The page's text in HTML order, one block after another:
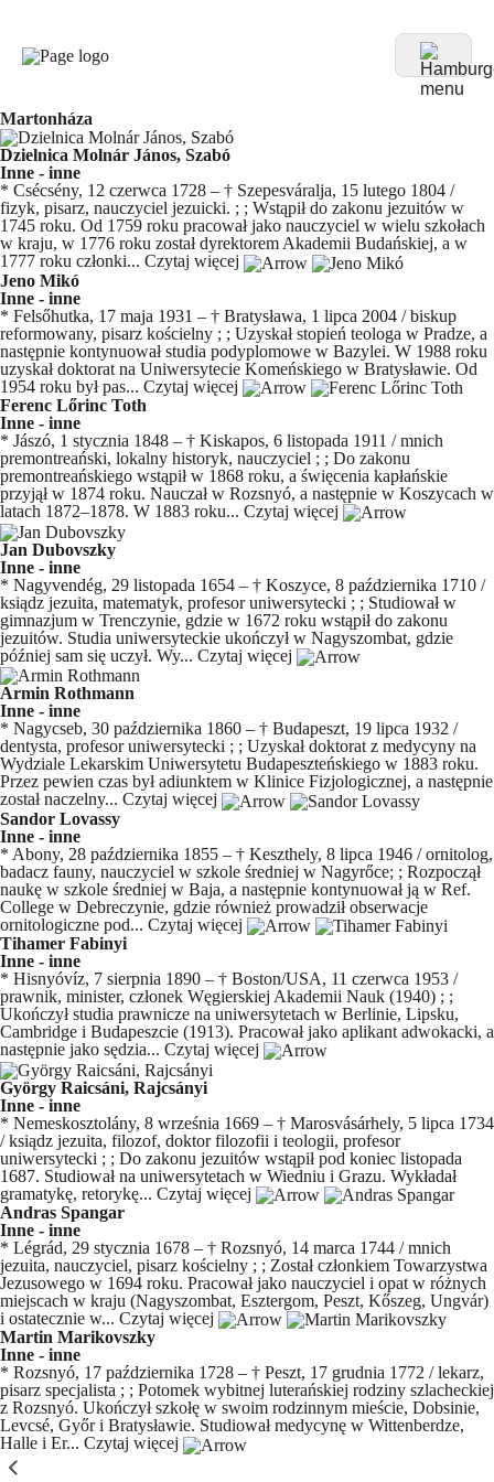
Martonháza
Dzielnica Molnár János, Szabó
Inne - inne
* Csécsény, 12 czerwca 1728 – † Szepesváralja, 15 lutego 1804 /
fizyk, pisarz, nauczyciel jezuicki. ; ; Wstąpił do zakonu jezuitów w
1745 roku. Od 1759 roku pracował jako nauczyciel w wielu szkołach
w kraju, w 1776 roku został dyrektorem Akademii Budańskiej, a w
1777 roku członki... Czytaj więcej
Jeno Mikó
Inne - inne
* Felsőhutka, 17 maja 1931 – † Bratysława, 1 lipca 2004 / biskup
reformowany, pisarz kościelny ; ; Uzyskał stopień teologa w Pradze, a
następnie kontynuował studia podyplomowe w Bazylei. W 1988 roku
uzyskał doktorat na Uniwersytecie Komeńskiego w Bratysławie. Od
1954 roku był pas... Czytaj więcej
Ferenc Lőrinc Toth
Inne - inne
* Jászó, 1 stycznia 1848 – † Kiskapos, 6 listopada 1911 / mnich
premontreański, lokalny historyk, nauczyciel ; ; Do zakonu
premontreańskiego wstąpił w 1868 roku, a święcenia kapłańskie
przyjął w 1874 roku. Nauczał w Rozsnyó, a następnie w Koszycach w
latach 1872–1878. W 1883 roku... Czytaj więcej
Jan Dubovszky
Inne - inne
* Nagyvendég, 29 listopada 1654 – † Koszyce, 8 października 1710 /
ksiądz jezuita, matematyk, profesor uniwersytecki ; ; Studiował w
gimnazjum w Trenczynie, gdzie w 1672 roku wstąpił do zakonu
jezuitów. Studia uniwersyteckie ukończył w Nagyszombat, gdzie
później sam się uczył. Wy... Czytaj więcej
Armin Rothmann
Inne - inne
* Nagycseb, 30 października 1860 – † Budapeszt, 19 lipca 1932 /
dentysta, profesor uniwersytecki ; ; Uzyskał doktorat z medycyny na
Wydziale Lekarskim Uniwersytetu Budapeszteńskiego w 1883 roku.
Przez pewien czas był adiunktem w Klinice Fizjologicznej, a następnie
został naczelny... Czytaj więcej
Sandor Lovassy
Inne - inne
* Abony, 28 października 1855 – † Keszthely, 8 lipca 1946 / ornitolog,
badacz fauny, nauczyciel w szkole średniej w Nagyrőce; ; Rozpoczął
naukę w szkole średniej w Baja, a następnie kontynuował ją w Ref.
College w Debreczynie, gdzie również prowadził obserwacje
ornitologiczne pod... Czytaj więcej
Tihamer Fabinyi
Inne - inne
* Hisnyóvíz, 7 sierpnia 1890 – † Boston/USA, 11 czerwca 1953 /
prawnik, minister, członek Węgierskiej Akademii Nauk (1940) ; ;
Ukończył studia prawnicze na uniwersytetach w Berlinie, Lipsku,
Cambridge i Budapeszcie (1913). Pracował jako aplikant adwokacki, a
następnie jako sędzia... Czytaj więcej
György Raicsáni, Rajcsányi
Inne - inne
* Nemeskosztolány, 8 września 1669 – † Marosvásárhely, 5 lipca 1734
/ ksiądz jezuita, filozof, doktor filozofii i teologii, profesor
uniwersytecki ; ; Do zakonu jezuitów wstąpił pod koniec listopada
1687. Studiował na uniwersytetach w Wiedniu i Grazu. Wykładał
gramatykę, retorykę... Czytaj więcej
Andras Spangar
Inne - inne
* Légrád, 29 stycznia 1678 – † Rozsnyó, 14 marca 1744 / mnich
jezuita, nauczyciel, pisarz kościelny ; ; Został członkiem Towarzystwa
Jezusowego w 1694 roku. Pracował jako nauczyciel i opat w różnych
miejscach w kraju (Nagyszombat, Esztergom, Peszt, Kőszeg, Ungvár)
i ostatecznie w... Czytaj więcej
Martin Marikovszky
Inne - inne
* Rozsnyó, 17 października 1728 – † Peszt, 17 grudnia 1772 / lekarz,
pisarz specjalista ; ; Potomek wybitnej luterańskiej rodziny szlacheckiej
z Rozsnyó. Ukończył szkołę w swoim rodzinnym mieście, Dobsinie,
Levcsé, Győr i Bratysławie. Studiował medycynę w Wittenberdze,
Halle i Er... Czytaj więcej